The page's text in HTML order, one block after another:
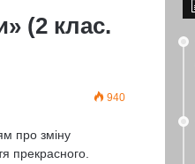
(2 клас.
940
про зміну
прекрасного.